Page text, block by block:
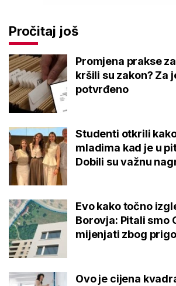
Pročitaj još
Promjena prakse
kršili su zakon? Za
potvrđeno
Studenti otkrili
mladima kad je u
Dobili su važnu
Evo kako točno
Borovja: Pitali smo
mijenjati zbog
Ovo je cijena